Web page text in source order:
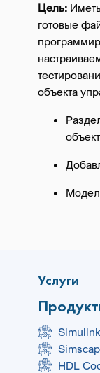
Цель:
готовые
объекта
Услуги
Simulink
HDL